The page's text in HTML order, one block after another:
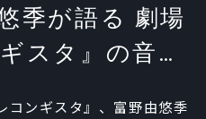
季が語る 劇場
スタ』の音楽
コンギスタ』、富野由悠季